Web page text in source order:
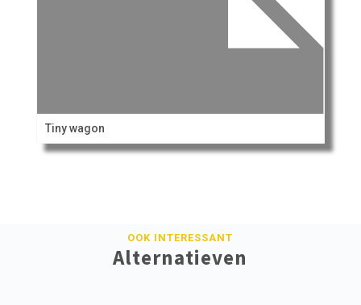
Tiny wagon
OOK INTERESSANT
Alternatieven